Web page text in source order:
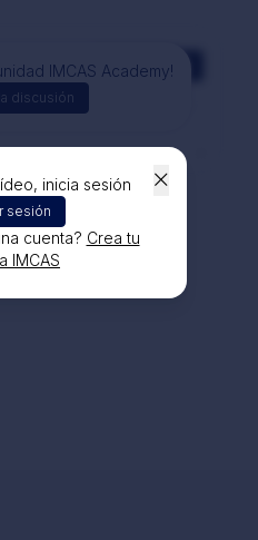
inicia sesión
sesión
cuenta? Crea tu
IMCAS
IMCAS Academy!
discusión
Comentarios